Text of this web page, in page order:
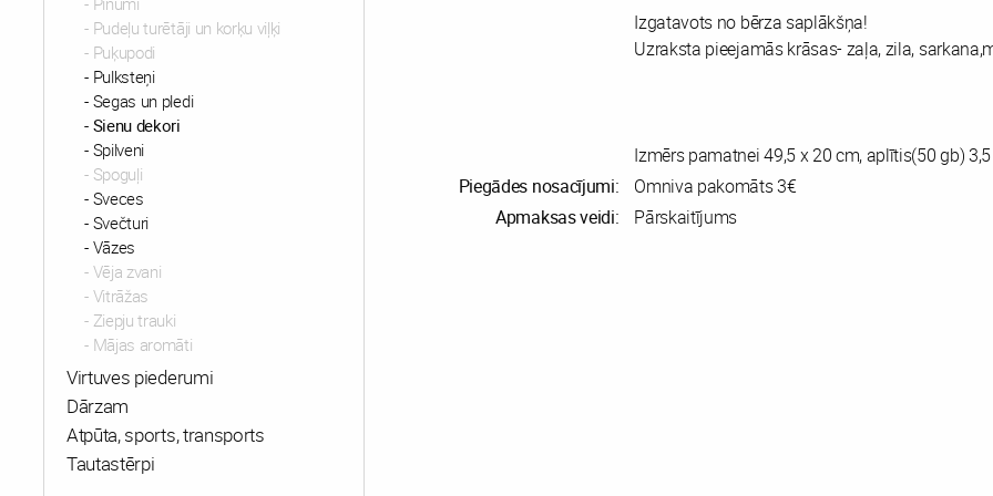
Pudeļu turētāji un korķu viļķi
Puķupodi
Pulksteņi
Segas un pledi
Sienu dekori
Spilveni
Spoguļi
Sveces
Svečturi
Vāzes
Vēja zvani
Vitrāžas
Ziepju trauki
Mājas aromāti
Virtuves piederumi
Dārzam
Atpūta, sports, transports
Tautastērpi
Izgatavots no bērza saplākšņa!
Uzraksta pieejamās krāsas- zaļa, zila,
Izmērs pamatnei 49,5 x 20 cm, aplītis(50 gb)
Piegādes nosacījumi:
Omniva pakomāts 3€
Apmaksas veidi:
Pārskaitījums